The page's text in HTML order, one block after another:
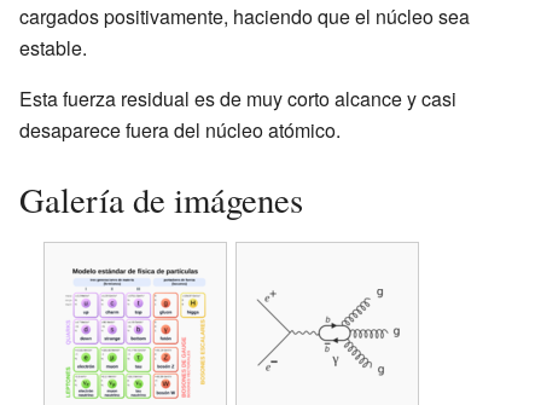
cargados positivamente, haciendo que el núcleo sea
estable.
Esta fuerza residual es de muy corto alcance y casi
desaparece fuera del núcleo atómico.
Galería de imágenes